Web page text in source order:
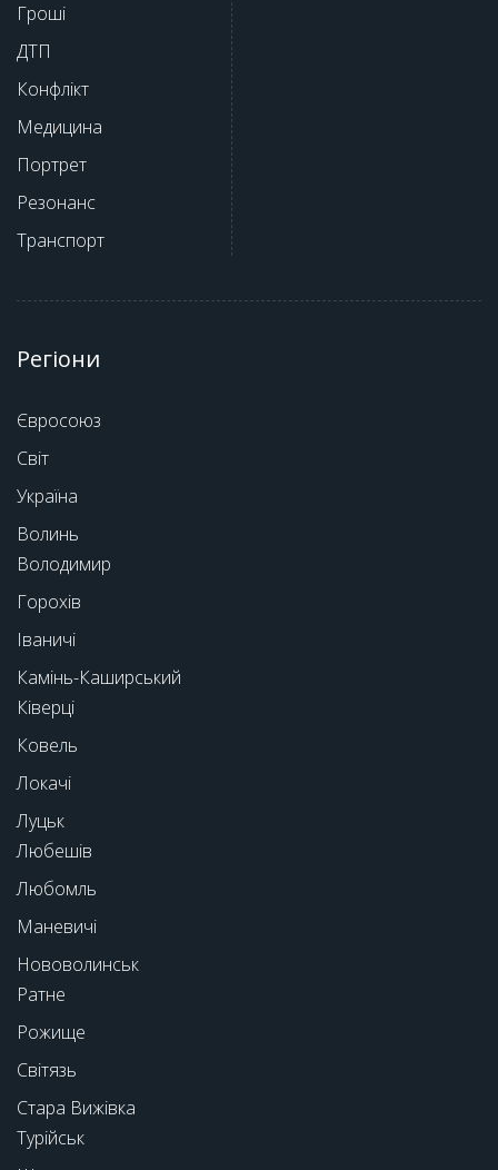
Гроші
ДТП
Конфлікт
Медицина
Портрет
Резонанс
Транспорт
Регіони
Євросоюз
Світ
Україна
Волинь
Володимир
Горохів
Іваничі
Камінь-Каширський
Ківерці
Ковель
Локачі
Луцьк
Любешів
Любомль
Маневичі
Нововолинськ
Ратне
Рожище
Світязь
Стара Вижівка
Турійськ